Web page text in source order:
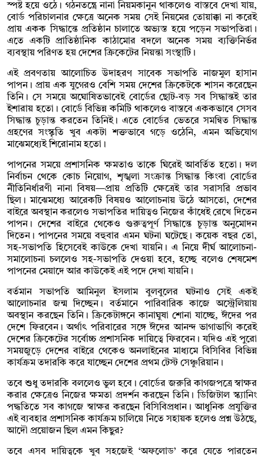
স্পষ্ট হয়ে ওঠে। গঠনতন্ত্রে নানা নিয়মকানুন থাকলেও বাস্তবে দেখা যায়,
বোর্ড পরিচালনার ক্ষেত্রে অনেক সময় সেই নিয়মের তোয়াক্কা না করেই
প্রায় একক সিদ্ধান্তে প্রতিষ্ঠান চালাতে অভ্যস্ত হয়ে পড়েন সভাপতিরা।
এতে একটি প্রাতিষ্ঠানিক কাঠামোর বদলে অনেক সময় ব্যক্তিনির্ভর
ব্যবস্থায় পরিণত হয় দেশের ক্রিকেটের নিয়ন্তা সংস্থাটি।
এই প্রবণতায় আলোচিত উদাহরণ সাবেক সভাপতি নাজমুল হাসান
পাপন। প্রায় এক যুগেরও বেশি সময় দেশের ক্রিকেটকে শাসন করেছেন
তিনি। সে সময়ে অঘোষিতভাবেই বোর্ডের ছোট-বড় সব সিদ্ধান্তই তার
ইশারায় হতো। বোর্ডে বিভিন্ন কমিটি থাকলেও বাস্তবে এককভাবে সেসব
সিদ্ধান্ত চূড়ান্ত করতেন তিনিই। এতে বোর্ডের ভেতরে সমন্বিত সিদ্ধান্ত
গ্রহণের সংস্কৃতি খুব একটা শক্তভাবে গড়ে ওঠেনি, এমন অভিযোগ
মাঝেমধ্যেই শিরোনাম হতো।
পাপনের সময়ে প্রশাসনিক ক্ষমতাও তাকে ঘিরেই আবর্তিত হতো। দল
নির্বাচন থেকে কোচ নিয়োগ, শৃঙ্খলা সংক্রান্ত সিদ্ধান্ত কিংবা বোর্ডের
নীতিনির্ধারণী নানা বিষয়—প্রায় প্রতিটি ক্ষেত্রেই তার সরাসরি প্রভাব
ছিল। মাঝেমধ্যে আরেকটি বিষয়ও আলোচনায় উঠে আসতো, দেশের
বাইরে অবস্থান করলেও সভাপতির দায়িত্বও নিজের কাঁধেই রেখে দিতেন
পাপন। দেশের বাইরে থেকেও গুরুত্বপূর্ণ সিদ্ধান্তে চূড়ান্ত অনুমোদন
দিতেন। পাপনের সময়ে বহুবার এমন ঘটনা ঘটেছে। কয়েক বছর তো,
সহ-সভাপতি হিসেবেই কাউকে দেখা যায়নি। এ নিয়ে দীর্ঘ আলোচনা-
সমালোচনা চললেও সহ-সভাপতি দেওয়া হবে, হচ্ছে বলেও শেষমেশ
পাপনের মেয়াদে আর কাউকেই এই পদে দেখা যায়নি।
বর্তমান সভাপতি আমিনুল ইসলাম বুলবুলের ঘটনাও সেই একই
আলোচনার জন্ম দিচ্ছেন। বর্তমানে পারিবারিক কাজে অস্ট্রেলিয়ায়
অবস্থান করছেন তিনি। ক্রিকেটাঙ্গনে কানাঘুষা শোনা যাচ্ছে, ঈদের পর
দেশে ফিরবেন। অর্থাৎ পরিবারের সঙ্গে ঈদের আনন্দ ভাগাভাগি করেই
দেশের ক্রিকেটের সর্বোচ্চ প্রশাসনিক দায়িত্বে ফিরবেন। যদিও এই পুরো
সময়জুড়ে দেশের বাইরে থেকেও অনলাইনের মাধ্যমে বিসিবির বিভিন্ন
কার্যক্রম তদারকি করে যাচ্ছেন দেশের প্রথম টেস্ট সেঞ্চুরিয়ান।
তবে শুধু তদারকি বললেও ভুল হবে। বোর্ডের জরুরি কাগজপত্রে স্বাক্ষর
করার ক্ষেত্রেও নিজের ক্ষমতা প্রদর্শন করছেন তিনি। ডিজিটাল স্ক্যানিং
পদ্ধতিতে সব কাগজে স্বাক্ষর করছেন বিসিবিপ্রধান। আধুনিক প্রযুক্তির
এই ব্যবহার প্রশাসনিক কার্যক্রম চালিয়ে নিতে সহায়ক হলেও প্রশ্ন উঠছে,
আদৌ প্রয়োজন ছিল এমন কিছুর?
তবে এসব দায়িত্বকে খুব সহজেই ‘অফলোড’ করে যেতে পারতেন